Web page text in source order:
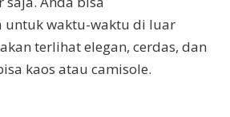
untuk waktu-waktu di luar
terlihat elegan, cerdas, dan
kaos atau camisole.